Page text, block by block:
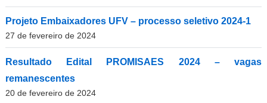
Projeto Embaixadores UFV – processo seletivo 2024-1
27 de fevereiro de 2024
Resultado Edital PROMISAES 2024 – vagas
remanescentes
20 de fevereiro de 2024